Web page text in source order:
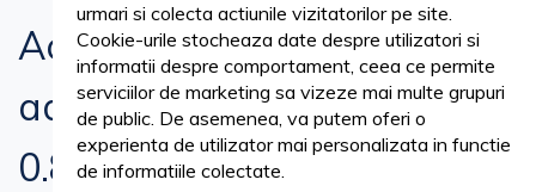
Ace recoltare PRIMA, cu
adaptor Luer Lock, verzi,
0.8x19 mm, 100 bucati
urmari si colecta actiunile vizitatorilor pe site.
Cookie-urile stocheaza date despre utilizatori si
informatii despre comportament, ceea ce permite
serviciilor de marketing sa vizeze mai multe grupuri
de public. De asemenea, va putem oferi o
experienta de utilizator mai personalizata in functie
de informatiile colectate.